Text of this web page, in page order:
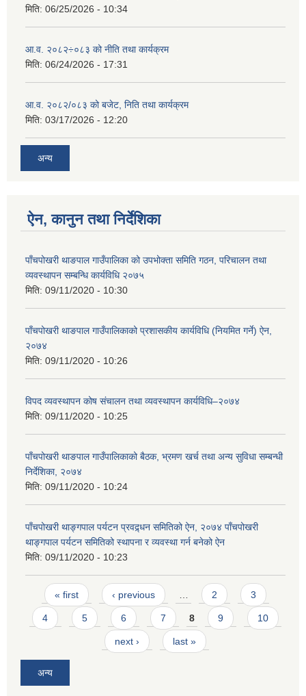
मिति: 06/25/2026 - 10:34
आ.व. २०८२÷०८३ को नीति तथा कार्यक्रम
मिति: 06/24/2026 - 17:31
आ.व. २०८२/०८३ को बजेट, निति तथा कार्यक्रम
मिति: 03/17/2026 - 12:20
अन्य
ऐन, कानुन तथा निर्देशिका
पाँचपोखरी थाङपाल गाउँपालिका को उपभोक्ता समिति गठन, परिचालन तथा
व्यवस्थापन सम्बन्धि कार्यविधि २०७५
मिति: 09/11/2020 - 10:30
पाँचपोखरी थाङपाल गाउँपालिकाको प्रशासकीय कार्यविधि (नियमित गर्ने) ऐन,
२०७४
मिति: 09/11/2020 - 10:26
विपद व्यवस्थापन कोष संचालन तथा व्यवस्थापन कार्यविधि–२०७४
मिति: 09/11/2020 - 10:25
पाँचपोखरी थाङपाल गाउँपालिकाको बैठक, भ्रमण खर्च तथा अन्य सुविधा सम्बन्धी
निर्देशिका, २०७४
मिति: 09/11/2020 - 10:24
पाँचपोखरी थाङ्गपाल पर्यटन प्रवद्र्धन समितिको ऐन, २०७४ पाँचपोखरी
थाङ्गपाल पर्यटन समितिको स्थापना र व्यवस्था गर्न बनेको ऐन
मिति: 09/11/2020 - 10:23
Pages
« first ‹ previous 2 3
4 5 6 7 8 9 10
next › last »
अन्य